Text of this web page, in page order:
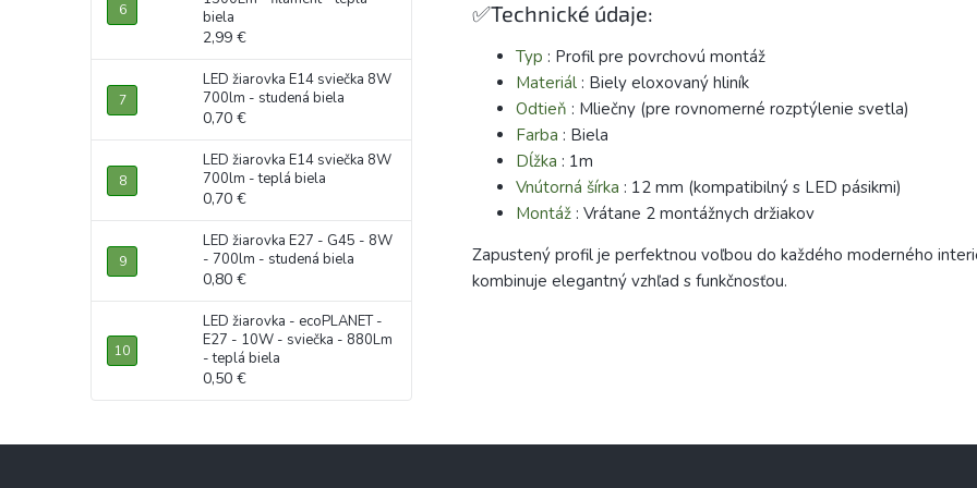
biela
2,99 €
LED žiarovka E14 sviečka 8W
700lm - studená biela
0,70 €
LED žiarovka E14 sviečka 8W
700lm - teplá biela
0,70 €
LED žiarovka E27 - G45 - 8W
- 700lm - studená biela
0,80 €
LED žiarovka - ecoPLANET -
E27 - 10W - sviečka - 880Lm
- teplá biela
0,50 €
✅Technické údaje:
Typ : Profil pre povrchovú montáž
Materiál : Biely eloxovaný hliník
Odtieň : Mliečny (pre rovnomerné rozptýlenie svetla)
Farba : Biela
Dĺžka : 1m
Vnútorná šírka : 12 mm (kompatibilný s LED pásikmi)
Montáž : Vrátane 2 montážnych držiakov
Zapustený profil je perfektnou voľbou do každého moderného
kombinuje elegantný vzhľad s funkčnosťou.